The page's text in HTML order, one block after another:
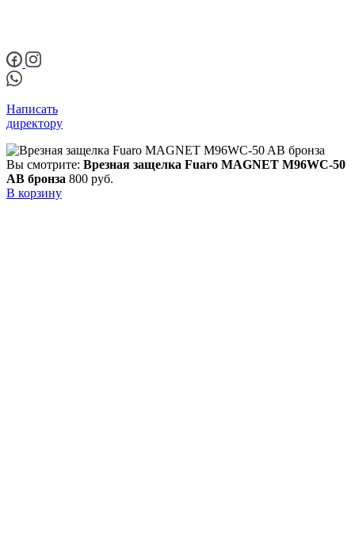
Написать
директору
Вы смотрите: Врезная защелка Fuaro MAGNET M96WC-50
AB бронза 800 руб.
В корзину